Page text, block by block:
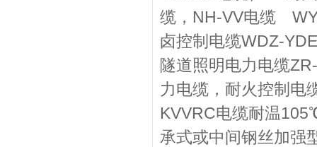
缆，NH-VV电缆
卤控制电缆WDZ-
隧道照明电力电缆
力电缆，耐火控制电
KVVRC电缆耐温
承式或中间钢丝加强